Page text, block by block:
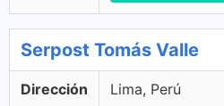
Serpost Tomás Valle
Dirección Lima, Perú